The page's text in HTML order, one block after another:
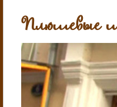
Плюшевые